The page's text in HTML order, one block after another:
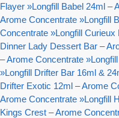
Flayer »Longfill Babel 24ml –
Arome Concentrate »Longfill
Concentrate »Longfill
Dinner Lady Dessert Bar –
– Arome Concentrate »
»Longfill Drifter Bar 16ml &
Drifter Exotic 12ml – Arome
Arome Concentrate »Longfill
Kings Crest – Arome